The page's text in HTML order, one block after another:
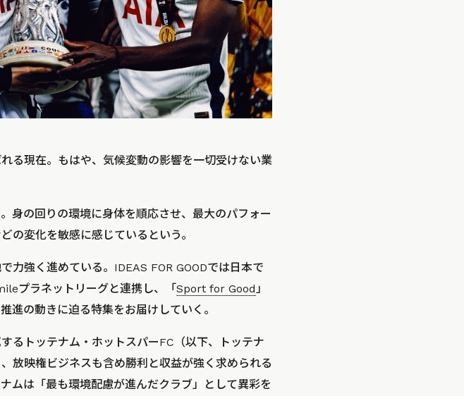
る現在。もはや、気候変動の影響を一切受けない業
身の回りの環境に身体を順応させ、最大のパフォー
の変化を敏感に感じているという。
力強く進めている。IDEAS FOR GOODでは日本で
プラネットリーグと連携し、「 Sport for Good」
進の動きに迫る特集をお届けしていく。
るトッテナム・ホットスパーFC（以下、トッテナ
放映権ビジネスも含め勝利と収益が強く求められる
ムは「最も環境配慮が進んだクラブ」として異彩を